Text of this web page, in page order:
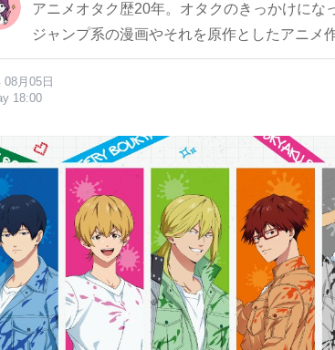
アニメオタク歴20年。オタクのきっかけにな
ジャンプ系の漫画やそれを原作としたアニメ
08月05日
18:00